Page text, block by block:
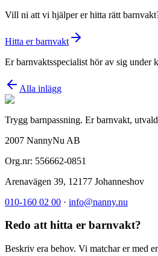
Vill ni att vi hjälper er hitta rätt
Hitta er barnvakt
Er barnvaktsspecialist hör av sig under
Alla inlägg
Trygg barnpassning. Er barnvakt,
2007 NannyNu AB
Org.nr: 556662-0851
Arenavägen 39, 12177 Johanneshov
010-160 02 00 · info@nanny.nu
Redo att hitta er barnvakt?
Beskriv era behov. Vi matchar er med